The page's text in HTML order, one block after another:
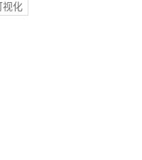
视化